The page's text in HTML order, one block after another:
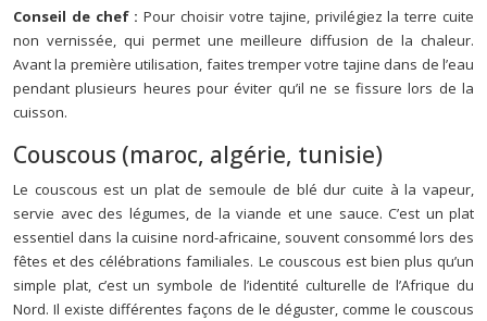
Conseil de chef :Pour choisir votre tajine, privilégiez la terre cuite
non vernissée, qui permet une meilleure diffusion de la chaleur.
Avant la première utilisation, faites tremper votre tajine dans de l’eau
pendant plusieurs heures pour éviter qu’il ne se fissure lors de la
cuisson.
Couscous (maroc, algérie, tunisie)
Le couscous est un plat de semoule de blé dur cuite à la vapeur,
servie avec des légumes, de la viande et une sauce. C’est un plat
essentiel dans la cuisine nord-africaine, souvent consommé lors des
fêtes et des célébrations familiales. Le couscous est bien plus qu’un
simple plat, c’est un symbole de l’identité culturelle de l’Afrique du
Nord. Il existe différentes façons de le déguster, comme le couscous